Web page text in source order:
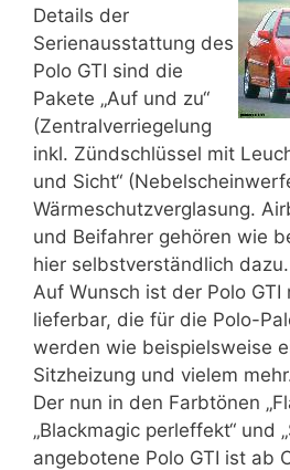
Details der
Serienausstattung des
Polo GTI sind die
Pakete „Auf und zu“
(Zentralverriegelung
inkl. Zündschlüssel mit
und Sicht“
Wärmeschutzverglasung.
und Beifahrer gehören wie
hier selbstverständlich dazu.
Auf Wunsch ist der Polo GTI
lieferbar, die für die Polo-
werden wie beispielsweise
Sitzheizung und vielem
Der nun in den Farbtönen
„Blackmagic perleffekt“ und
angebotene Polo GTI ist ab